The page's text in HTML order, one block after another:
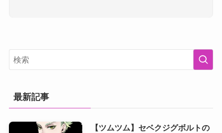
最新記事
【ツムツム】セベクジグボルトの